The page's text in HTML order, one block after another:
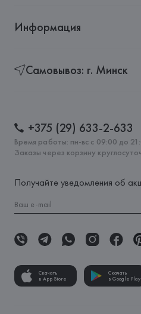
Информация
Самовывоз: г. Минск
+375 (29) 633-2-633
Время работы: пн-вс с 09:00 до
Заказы через корзину
Получайте уведомления об
Скачать
в App Store
Скачать
в Google Play